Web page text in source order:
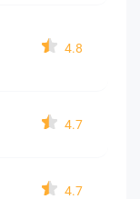
4.8
4.7
4.7